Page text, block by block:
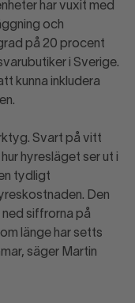
har vuxit med
och
på 20 procent
i Sverige.
kunna inkludera
Svart på vitt
hyresläget ser ut i
tydligt
Den
siffrorna på
länge har setts
säger Martin